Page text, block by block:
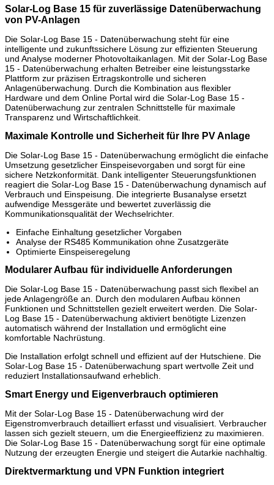
Solar-Log Base 15 für zuverlässige Datenüberwachung
von PV-Anlagen
Die Solar-Log Base 15 - Datenüberwachung steht für eine
intelligente und zukunftssichere Lösung zur effizienten Steuerung
und Analyse moderner Photovoltaikanlagen. Mit der Solar-Log Base
15 - Datenüberwachung erhalten Betreiber eine leistungsstarke
Plattform zur präzisen Ertragskontrolle und sicheren
Anlagenüberwachung. Durch die Kombination aus flexibler
Hardware und dem Online Portal wird die Solar-Log Base 15 -
Datenüberwachung zur zentralen Schnittstelle für maximale
Transparenz und Wirtschaftlichkeit.
Maximale Kontrolle und Sicherheit für Ihre PV Anlage
Die Solar-Log Base 15 - Datenüberwachung ermöglicht die einfache
Umsetzung gesetzlicher Einspeisevorgaben und sorgt für eine
sichere Netzkonformität. Dank intelligenter Steuerungsfunktionen
reagiert die Solar-Log Base 15 - Datenüberwachung dynamisch auf
Verbrauch und Einspeisung. Die integrierte Busanalyse ersetzt
aufwendige Messgeräte und bewertet zuverlässig die
Kommunikationsqualität der Wechselrichter.
Einfache Einhaltung gesetzlicher Vorgaben
Analyse der RS485 Kommunikation ohne Zusatzgeräte
Optimierte Einspeiseregelung
Modularer Aufbau für individuelle Anforderungen
Die Solar-Log Base 15 - Datenüberwachung passt sich flexibel an
jede Anlagengröße an. Durch den modularen Aufbau können
Funktionen und Schnittstellen gezielt erweitert werden. Die Solar-
Log Base 15 - Datenüberwachung aktiviert benötigte Lizenzen
automatisch während der Installation und ermöglicht eine
komfortable Nachrüstung.
Die Installation erfolgt schnell und effizient auf der Hutschiene. Die
Solar-Log Base 15 - Datenüberwachung spart wertvolle Zeit und
reduziert Installationsaufwand erheblich.
Smart Energy und Eigenverbrauch optimieren
Mit der Solar-Log Base 15 - Datenüberwachung wird der
Eigenstromverbrauch detailliert erfasst und visualisiert. Verbraucher
lassen sich gezielt steuern, um die Energieeffizienz zu maximieren.
Die Solar-Log Base 15 - Datenüberwachung sorgt für eine optimale
Nutzung der erzeugten Energie und steigert die Autarkie nachhaltig.
Direktvermarktung und VPN Funktion integriert